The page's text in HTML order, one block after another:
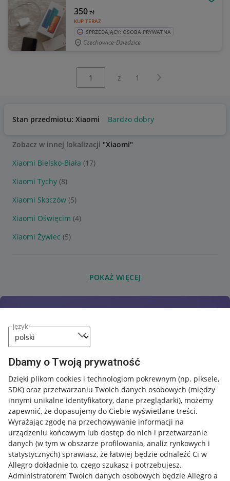
język
Dbamy o Twoją prywatność
Dzięki plikom cookies i technologiom pokrewnym (np. piksele,
SDK) oraz przetwarzaniu Twoich danych osobowych (między
innymi unikalne identyfikatory, dane przeglądarki), możemy
zapewnić, że dopasujemy do Ciebie wyświetlane treści.
Wyrażając zgodę na przechowywanie informacji na
urządzeniu końcowym lub dostęp do nich i przetwarzanie
danych (w tym w obszarze profilowania, analiz rynkowych i
statystycznych) sprawiasz, że łatwiej będzie odnaleźć Ci w
Allegro dokładnie to, czego szukasz i potrzebujesz.
Administratorem Twoich danych osobowych będzie Allegro a
KUP TERAZ
350zł
SPRZEDAJĄCY: OSOBA PRYWATNA
Czechowice-Dziedzice
z 1 Następna strona
Stan przedmiotu: Xiaomi Bardzo dobry
Zobacz w innej lokalizacji "Xiaomi"
Xiaomi Bielsko-Biała (17)
Xiaomi Tychy (8)
Xiaomi Skoczów (5)
Xiaomi Oświęcim (4)
Xiaomi Żywiec (5)
POKAŻ WIĘCEJ